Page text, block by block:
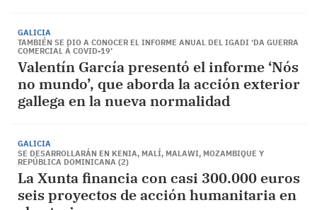
GALICIA
TAMBIÉN SE DIO A CONOCER EL INFORME ANUAL DEL IGADI ‘DA GUERRA
COMERCIAL Á COVID-19’
Valentín García presentó el informe ‘Nós
no mundo’, que aborda la acción exterior
gallega en la nueva normalidad
GALICIA
SE DESARROLLARÁN EN KENIA, MALÍ, MALAWI, MOZAMBIQUE Y
REPÚBLICA DOMINICANA (2)
La Xunta financia con casi 300.000 euros
seis proyectos de acción humanitaria en